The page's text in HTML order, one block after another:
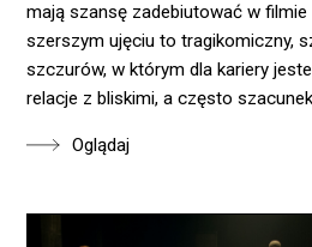
mają szansę zadebiutować w
szerszym ujęciu to tragikomiczny,
szczurów, w którym dla kariery
relacje z bliskimi, a często
Oglądaj